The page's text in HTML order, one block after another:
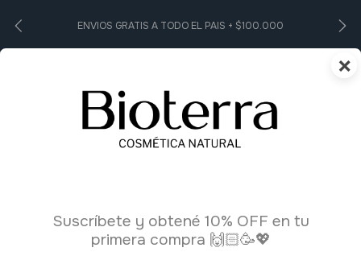
ENVIOS GRATIS A TODO EL PAIS + $100.000
0
Pasta dental
×
Suscríbete y obtené 10% OFF en tu
primera compra 🙌🏻🥳💖